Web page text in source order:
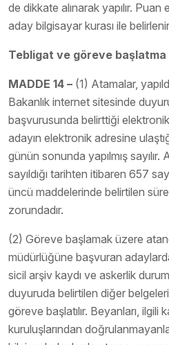
de dikkate alınarak yapılır.
aday bilgisayar kurası ile
Tebligat ve göreve başlatma
MADDE 14 – (1) Atamalar,
Bakanlık internet sitesinde
başvurusunda belirttiği elektronik
adayın elektronik adresine
günün sonunda yapılmış sayılır.
sayıldığı tarihten itibaren 657
üncü maddelerinde belirtilen
zorundadır.
(2) Göreve başlamak üzere
müdürlüğüne başvuran
sicil arşiv kaydı ve askerlik
duyuruda belirtilen diğer
göreve başlatılır. Beyanları, ilgili
kuruluşlarından